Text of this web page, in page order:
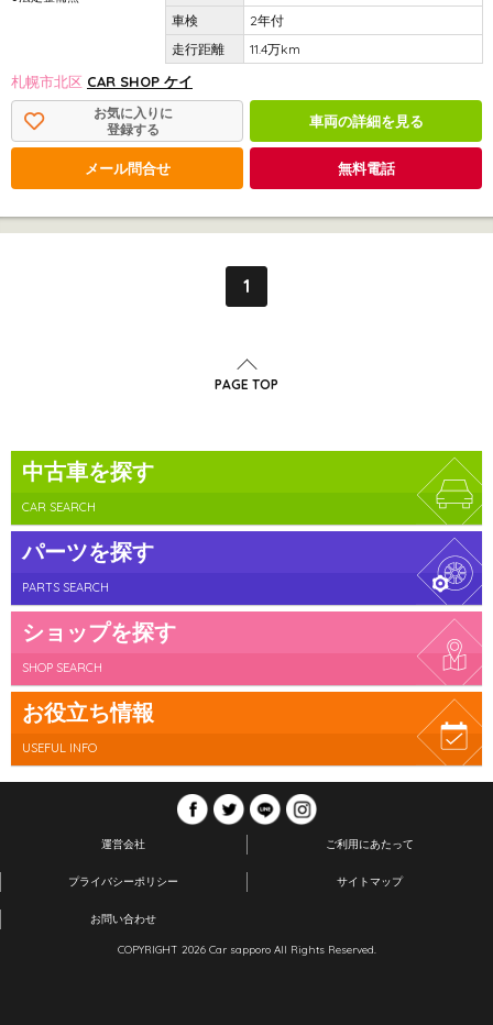
2年付
11.4万km
札幌市北区 CAR SHOP ケイ
お気に入りに
登録する
車両の詳細を見る
メール問合せ 無料電話
1
PAGE TOP
中古車を探す
CAR SEARCH
パーツを探す
PARTS SEARCH
ショップを探す
SHOP SEARCH
お役立ち情報
USEFUL INFO
運営会社 ご利用にあたって
プライバシーポリシー サイトマップ
お問い合わせ
COPYRIGHT 2026 Car sapporo All Rights Reserved.